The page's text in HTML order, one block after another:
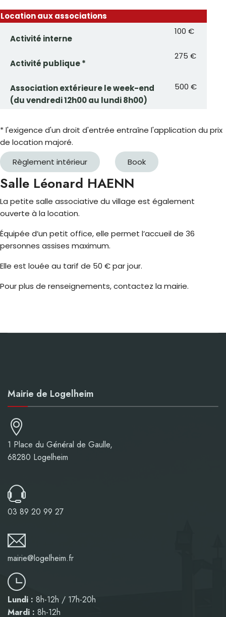
Location aux associations
Activité interne
100 €
Activité publique *
275 €
Association extérieure le week-end
(du vendredi 12h00 au lundi 8h00)
500 €
* l'exigence d'un droit d'entrée entraîne l'application du prix
de location majoré.
Règlement intérieur
Book
Salle Léonard HAENN
La petite salle associative du village est également
ouverte à la location.
Équipée d’un petit office, elle permet l’accueil de 36
personnes assises maximum.
Elle est louée au tarif de 50 € par jour.
Pour plus de renseignements, contactez la mairie.
Mairie de Logelheim
1 Place du Général de Gaulle,
68280 Logelheim
03 89 20 99 27
mairie@logelheim.fr
Lundi : 8h-12h / 17h-20h
Mardi : 8h-12h